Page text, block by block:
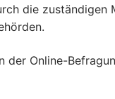
die zuständigen
der Online-